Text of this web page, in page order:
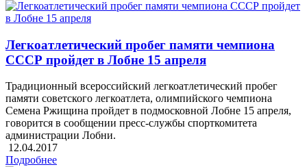
Легкоатлетический пробег памяти чемпиона
СССР пройдет в Лобне 15 апреля
Традиционный всероссийский легкоатлетический пробег
памяти советского легкоатлета, олимпийского чемпиона
Семена Ржищина пройдет в подмосковной Лобне 15 апреля,
говорится в сообщении пресс-службы спорткомитета
администрации Лобни.
12.04.2017
Подробнее